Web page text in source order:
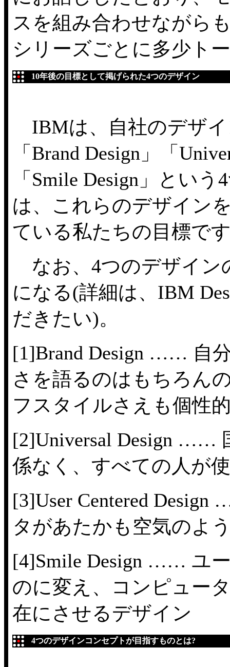
スを組み合わせながら
シリーズごとに多少ト
10年後の目標として掲げられた4つのデザイン
IBMは、自社のデザ
「Brand Design」「
「Smile Design」とい
は、これらのデザイン
ている私たちの目標で
なお、4つのデザイン
になる(詳細は、 IBM
だきたい)。
[1]Brand Design …… 自
さを語るのはもちろん
フスタイルさえも個性
[2]Universal Design ……
係なく、すべての人が
[3]User Centered
タがあたかも空気のよ
[4]Smile Design …… ユ
のに変え、コンピュー
在にさせるデザイン
4つのデザインコンセプトが目指すものとは?